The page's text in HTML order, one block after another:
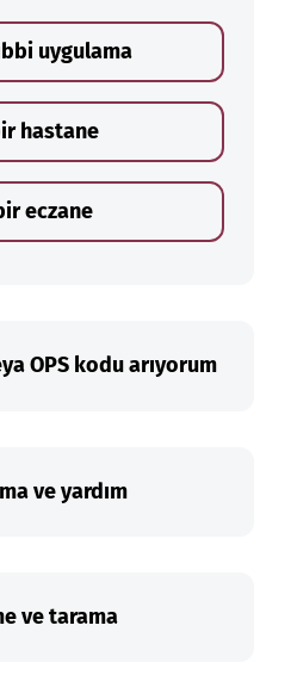
uygulama
hastane
eczane
OPS kodu arıyorum
ve yardım
ve tarama